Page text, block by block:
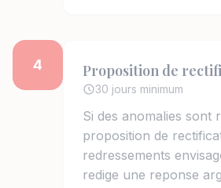
4 Proposition de
30 jours minimum
Si des anomalies sont
proposition de
redressements
redige une reponse